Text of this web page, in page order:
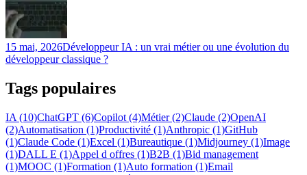
15 mai, 2026Développeur IA : un vrai métier ou une évolution du
développeur classique ?
Tags populaires
IA (10)ChatGPT (6)Copilot (4)Métier (2)Claude (2)OpenAI
(2)Automatisation (1)Productivité (1)Anthropic (1)GitHub
(1)Claude Code (1)Excel (1)Bureautique (1)Midjourney (1)Image
(1)DALL E (1)Appel d offres (1)B2B (1)Bid management
(1)MOOC (1)Formation (1)Auto formation (1)Email